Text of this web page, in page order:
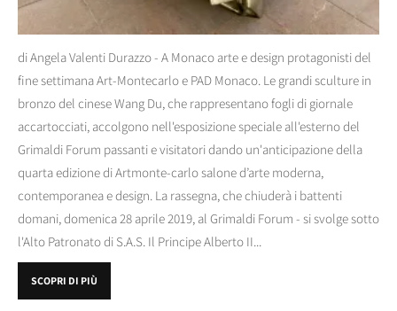
di Angela Valenti Durazzo - A Monaco arte e design protagonisti del
fine settimana Art-Montecarlo e PAD Monaco. Le grandi sculture in
bronzo del cinese Wang Du, che rappresentano fogli di giornale
accartocciati, accolgono nell'esposizione speciale all'esterno del
Grimaldi Forum passanti e visitatori dando un'anticipazione della
quarta edizione di Artmonte-carlo salone d’arte moderna,
contemporanea e design. La rassegna, che chiuderà i battenti
domani, domenica 28 aprile 2019, al Grimaldi Forum - si svolge sotto
l'Alto Patronato di S.A.S. Il Principe Alberto II...
SCOPRI DI PIÙ